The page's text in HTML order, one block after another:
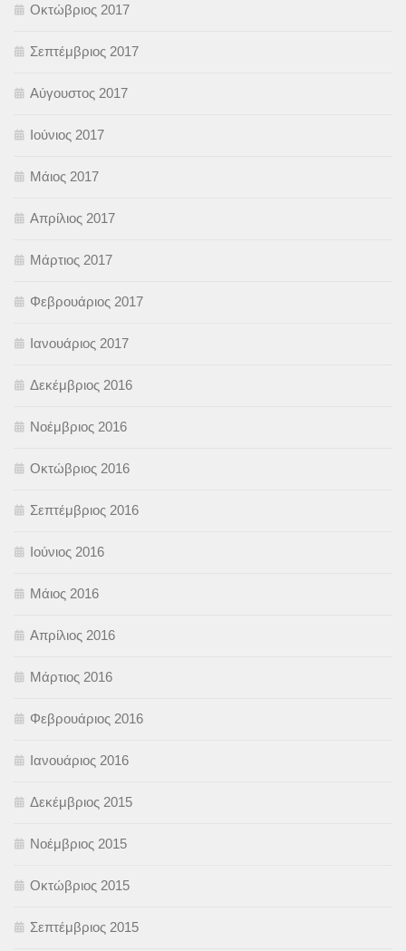
Οκτώβριος 2017
Σεπτέμβριος 2017
Αύγουστος 2017
Ιούνιος 2017
Μάιος 2017
Απρίλιος 2017
Μάρτιος 2017
Φεβρουάριος 2017
Ιανουάριος 2017
Δεκέμβριος 2016
Νοέμβριος 2016
Οκτώβριος 2016
Σεπτέμβριος 2016
Ιούνιος 2016
Μάιος 2016
Απρίλιος 2016
Μάρτιος 2016
Φεβρουάριος 2016
Ιανουάριος 2016
Δεκέμβριος 2015
Νοέμβριος 2015
Οκτώβριος 2015
Σεπτέμβριος 2015